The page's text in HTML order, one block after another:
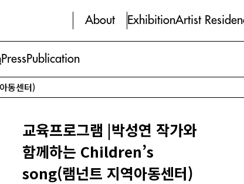
About ExhibitionArtist
PressPublication
동센터)
교육프로그램 |박성연 작가와
함께하는 Children’s
song(램넌트 지역아동센터)